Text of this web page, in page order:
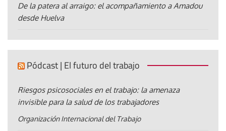
De la patera al arraigo: el acompañamiento a Amadou
desde Huelva
Pódcast | El futuro del trabajo
Riesgos psicosociales en el trabajo: la amenaza
invisible para la salud de los trabajadores
Organización Internacional del Trabajo